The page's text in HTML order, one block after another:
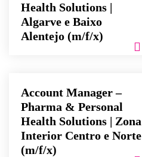
Health Solutions |
Algarve e Baixo
Alentejo (m/f/x)
Account Manager –
Pharma & Personal
Health Solutions | Zona
Interior Centro e Norte
(m/f/x)